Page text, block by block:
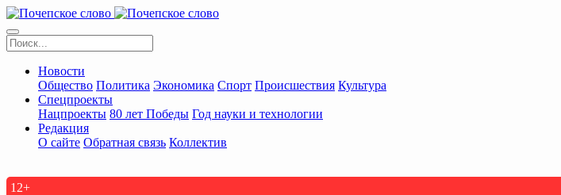
Новости
Общество Политика Экономика Спорт Происшествия Культура
Спецпроекты
Нацпроекты 80 лет Победы Год науки и технологии
Редакция
О сайте Обратная связь Коллектив
12+